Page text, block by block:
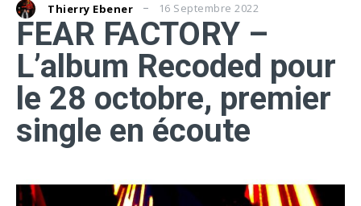
Thierry Ebener 16 Septembre 2022
FEAR FACTORY –
L’album Recoded pour
le 28 octobre, premier
single en écoute